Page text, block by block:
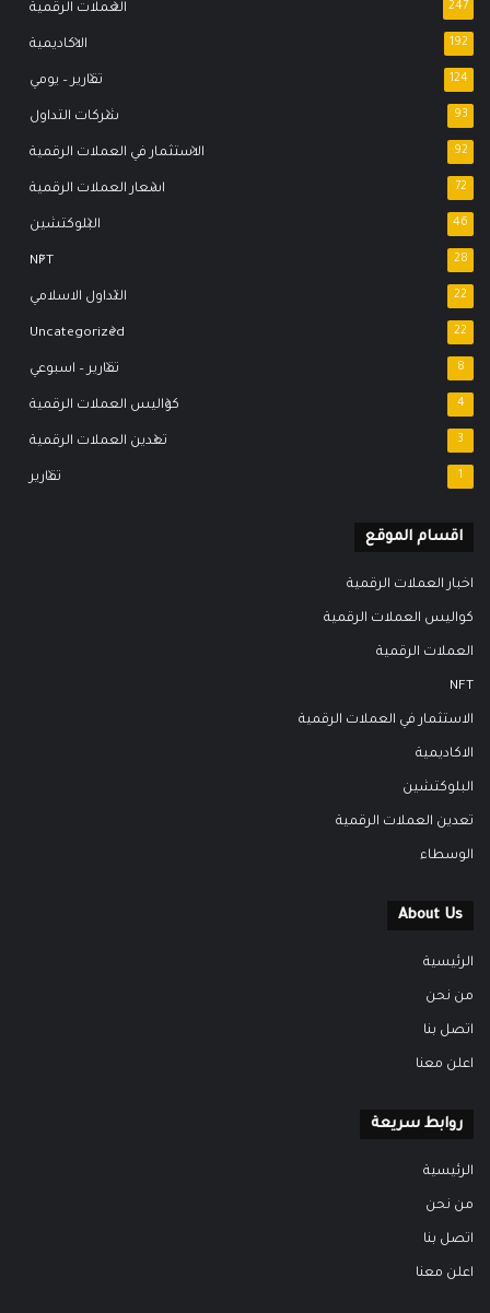
العملات الرقمية 247
الاكاديمية 192
تقارير – يومي 124
شركات التداول 93
الاستثمار في العملات الرقمية 92
اسعار العملات الرقمية 72
البلوكتشين 46
NFT 28
التداول الاسلامي 22
Uncategorized 22
تقارير – اسبوعي 8
كواليس العملات الرقمية 4
تعدين العملات الرقمية 3
تقارير 1
اقسام الموقع
اخبار العملات الرقمية
كواليس العملات الرقمية
العملات الرقمية
NFT
الاستثمار في العملات الرقمية
الاكاديمية
البلوكتشين
تعدين العملات الرقمية
الوسطاء
About Us
الرئيسية
من نحن
اتصل بنا
اعلن معنا
روابط سريعة
الرئيسية
من نحن
اتصل بنا
اعلن معنا